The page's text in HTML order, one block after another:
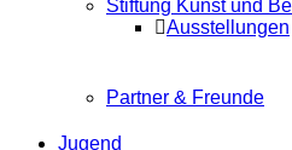
Stiftung Kunst und
Ausstellungen
Partner & Freunde
Jugend